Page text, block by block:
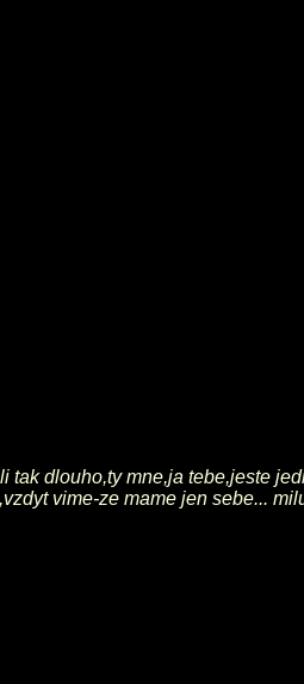
dlouho,ty mne,ja tebe,jeste
vime-ze mame jen sebe...